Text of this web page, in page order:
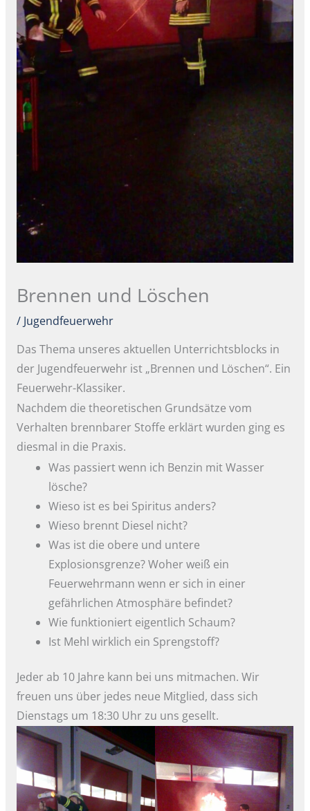
Brennen und Löschen
/ Jugendfeuerwehr
Das Thema unseres aktuellen Unterrichtsblocks in
der Jugendfeuerwehr ist „Brennen und Löschen“. Ein
Feuerwehr-Klassiker.
Nachdem die theoretischen Grundsätze vom
Verhalten brennbarer Stoffe erklärt wurden ging es
diesmal in die Praxis.
Was passiert wenn ich Benzin mit Wasser
lösche?
Wieso ist es bei Spiritus anders?
Wieso brennt Diesel nicht?
Was ist die obere und untere
Explosionsgrenze? Woher weiß ein
Feuerwehrmann wenn er sich in einer
gefährlichen Atmosphäre befindet?
Wie funktioniert eigentlich Schaum?
Ist Mehl wirklich ein Sprengstoff?
Jeder ab 10 Jahre kann bei uns mitmachen. Wir
freuen uns über jedes neue Mitglied, dass sich
Dienstags um 18:30 Uhr zu uns gesellt.